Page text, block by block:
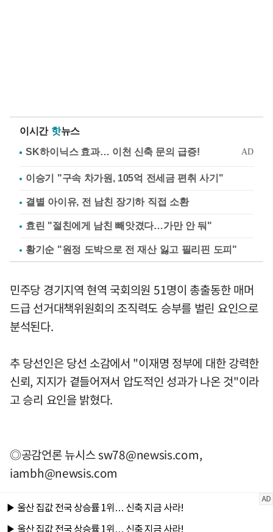
이시간 핫뉴스
이승기 "구속 차가원, 105억 전세금 편취 사기"
결별 아이유, 전 남친 장기하 직접 소환
효린 "절친에게 남친 빼앗겼다…가만 안 둬"
황기순 "원정 도박으로 전 재산 잃고 필리핀 도피"
민주당 경기지역 현역 국회의원 51명이 총출동한 매머
드급 선거대책위원회의 조직력도 승부를 벌린 요인으로
분석된다.
추 당선인은 당선 소감에서 "이재명 정부에 대한 강력한
신뢰, 지지가 곁들어져서 압도적인 성과가 나온 것"이라
고 승리 요인을 밝혔다.
◎공감언론 뉴시스sw78@newsis.com,
iambh@newsis.com